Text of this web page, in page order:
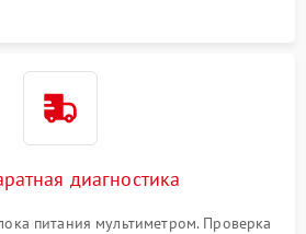
диагностика
питания мультиметром. Проверка